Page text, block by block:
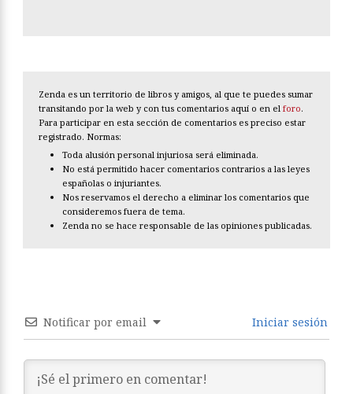
Zenda es un territorio de libros y amigos, al que te puedes sumar
transitando por la web y con tus comentarios aquí o en el foro.
Para participar en esta sección de comentarios es preciso estar
registrado. Normas:
Toda alusión personal injuriosa será eliminada.
No está permitido hacer comentarios contrarios a las leyes
españolas o injuriantes.
Nos reservamos el derecho a eliminar los comentarios que
consideremos fuera de tema.
Zenda no se hace responsable de las opiniones publicadas.
Notificar por email Iniciar sesión